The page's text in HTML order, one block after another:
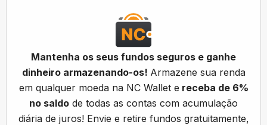
Mantenha os seus fundos seguros e ganhe
dinheiro armazenando-os! Armazene sua renda
em qualquer moeda na NC Wallet e receba de 6%
no saldo de todas as contas com acumulação
diária de juros! Envie e retire fundos gratuitamente,